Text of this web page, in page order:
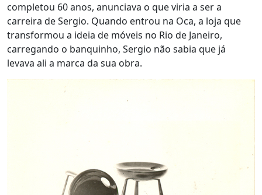
completou 60 anos, anunciava o que viria a ser a
carreira de Sergio. Quando entrou na Oca, a loja que
transformou a ideia de móveis no Rio de Janeiro,
carregando o banquinho, Sergio não sabia que já
levava ali a marca da sua obra.